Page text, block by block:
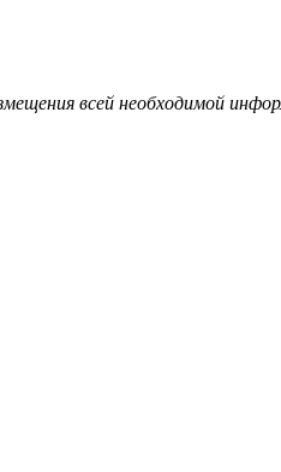
всей необходимой